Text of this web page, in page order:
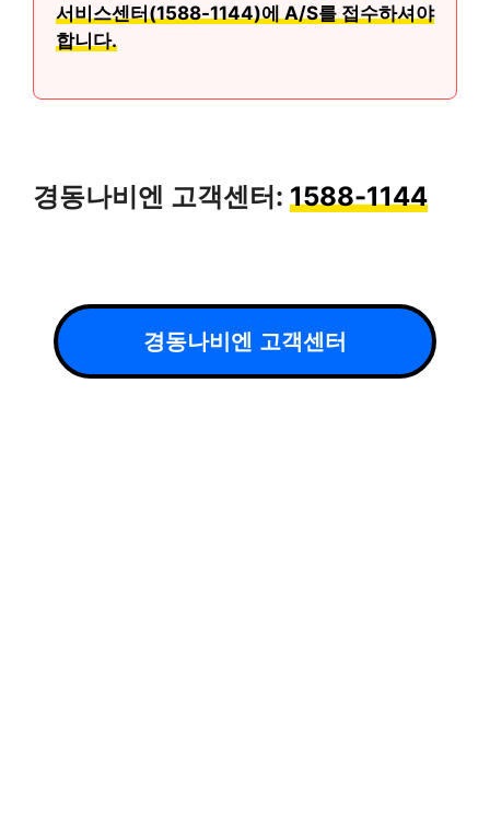
서비스센터(1588-1144)에 A/S를 접수하셔야
합니다.
경동나비엔 고객센터: 1588-1144
경동나비엔 고객센터